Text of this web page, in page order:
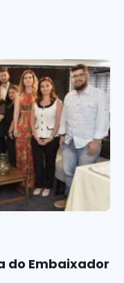
do Embaixador